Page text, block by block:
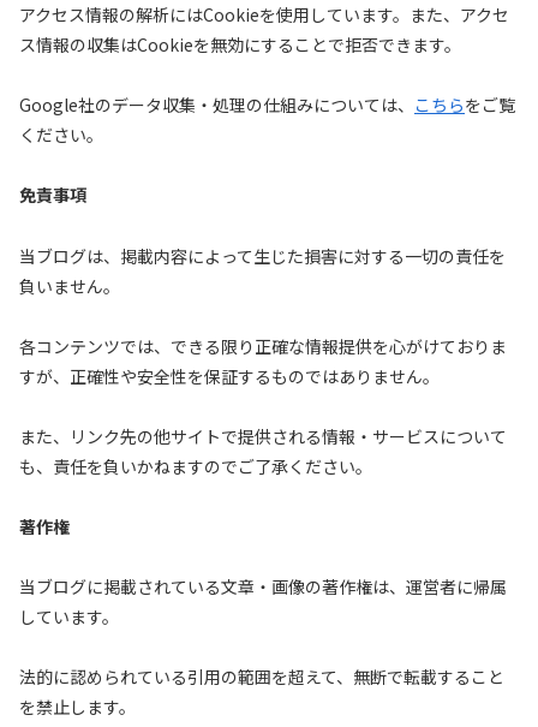
アクセス情報の解析にはCookieを使用しています。また、アクセ
ス情報の収集はCookieを無効にすることで拒否できます。
Google社のデータ収集・処理の仕組みについては、 こちらをご覧
ください。
免責事項
当ブログは、掲載内容によって生じた損害に対する一切の責任を
負いません。
各コンテンツでは、できる限り正確な情報提供を心がけておりま
すが、正確性や安全性を保証するものではありません。
また、リンク先の他サイトで提供される情報・サービスについて
も、責任を負いかねますのでご了承ください。
著作権
当ブログに掲載されている文章・画像の著作権は、運営者に帰属
しています。
法的に認められている引用の範囲を超えて、無断で転載すること
を禁止します。